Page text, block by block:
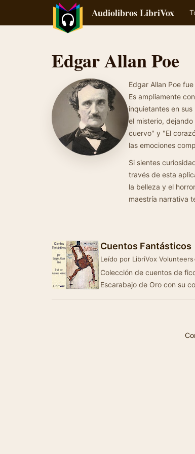
Audiolibros LibriVox
Edgar Allan Poe
Edgar Allan Poe
Es ampliamente
inquietantes en
el misterio,
cuervo" y "El
las emociones
Si sientes
través de esta
la belleza y el
maestría narrativa
Cuentos Fantásticos
Leído por LibriVox Volunteers
Colección de cuentos de
Escarabajo de Oro con su